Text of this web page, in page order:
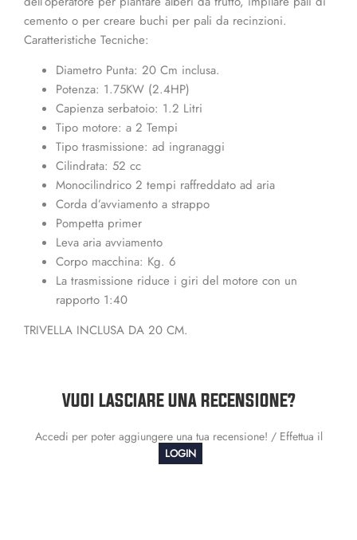
cemento o per creare buchi per pali da recinzioni.
Caratteristiche Tecniche:
Diametro Punta: 20 Cm inclusa.
Potenza: 1.75KW (2.4HP)
Capienza serbatoio: 1.2 Litri
Tipo motore: a 2 Tempi
Tipo trasmissione: ad ingranaggi
Cilindrata: 52 cc
Monocilindrico 2 tempi raffreddato ad aria
Corda d’avviamento a strappo
Pompetta primer
Leva aria avviamento
Corpo macchina: Kg. 6
La trasmissione riduce i giri del motore con un
rapporto 1:40
TRIVELLA INCLUSA DA 20 CM.
VUOI LASCIARE UNA RECENSIONE?
Accedi per poter aggiungere una tua recensione! / Effettua il
LOGIN